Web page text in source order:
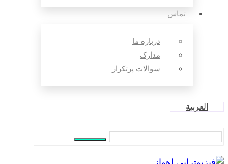
تماس
درباره ما
مدارک
سوالات پرتکرار
العربية